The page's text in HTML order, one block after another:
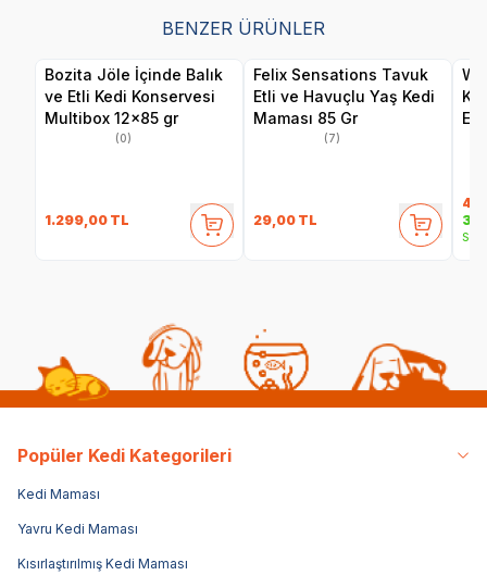
BENZER ÜRÜNLER
Bozita Jöle İçinde Balık
ve Etli Kedi Konservesi
Multibox 12x85 gr
(0)
1.299,00 TL
Felix Sensations Tavuk
Etli ve Havuçlu Yaş Kedi
Maması 85 Gr
(7)
29,00 TL
Eti
Popüler Kedi Kategorileri
Kedi Maması
Yavru Kedi Maması
Kısırlaştırılmış Kedi Maması